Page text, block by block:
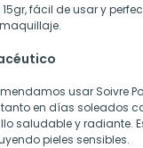
fácil de usar y
usar Soivre
en días soleados
saludable y radiante.
pieles sensibles.